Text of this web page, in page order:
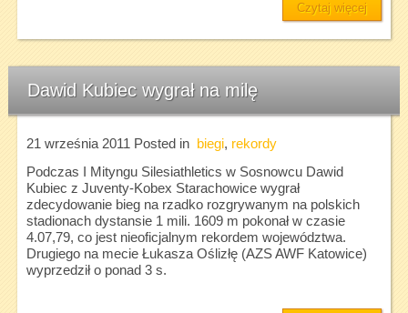
Czytaj więcej
Dawid Kubiec wygrał na milę
21 września 2011 Posted in biegi, rekordy
Podczas I Mityngu Silesiathletics w Sosnowcu Dawid
Kubiec z Juventy-Kobex Starachowice wygrał
zdecydowanie bieg na rzadko rozgrywanym na polskich
stadionach dystansie 1 mili. 1609 m pokonał w czasie
4.07,79, co jest nieoficjalnym rekordem województwa.
Drugiego na mecie Łukasza Oślizłę (AZS AWF Katowice)
wyprzedził o ponad 3 s.